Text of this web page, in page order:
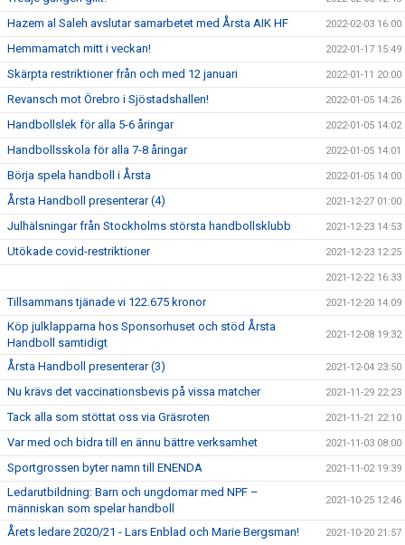
Hazem al Saleh avslutar samarbetet med Årsta AIK HF 2022-02-03 16:00
Hemmamatch mitt i veckan! 2022-01-17 15:49
Skärpta restriktioner från och med 12 januari 2022-01-11 20:00
Revansch mot Örebro i Sjöstadshallen! 2022-01-05 14:26
Handbollslek för alla 5-6 åringar 2022-01-05 14:02
Handbollsskola för alla 7-8 åringar 2022-01-05 14:01
Börja spela handboll i Årsta 2022-01-05 14:00
Årsta Handboll presenterar (4) 2021-12-27 01:00
Julhälsningar från Stockholms största handbollsklubb 2021-12-23 14:53
Utökade covid-restriktioner 2021-12-23 12:25
2021-12-22 16:33
Tillsammans tjänade vi 122.675 kronor 2021-12-20 14:09
Köp julklapparna hos Sponsorhuset och stöd Årsta
Handboll samtidigt
2021-12-08 19:32
Årsta Handboll presenterar (3) 2021-12-04 23:50
Nu krävs det vaccinationsbevis på vissa matcher 2021-11-29 22:23
Tack alla som stöttat oss via Gräsroten 2021-11-21 22:10
Var med och bidra till en ännu bättre verksamhet 2021-11-03 08:00
Sportgrossen byter namn till ENENDA 2021-11-02 19:39
Ledarutbildning: Barn och ungdomar med NPF –
människan som spelar handboll
2021-10-25 12:46
Årets ledare 2020/21 - Lars Enblad och Marie Bergsman! 2021-10-20 21:57